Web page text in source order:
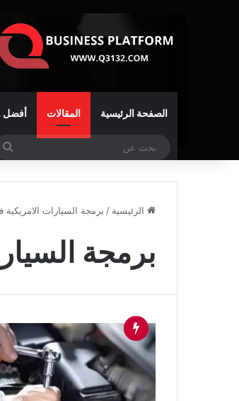
الصفحة الرئيسية المقالات أفضل
الرئيسية / برمجة السيارات
برمجة